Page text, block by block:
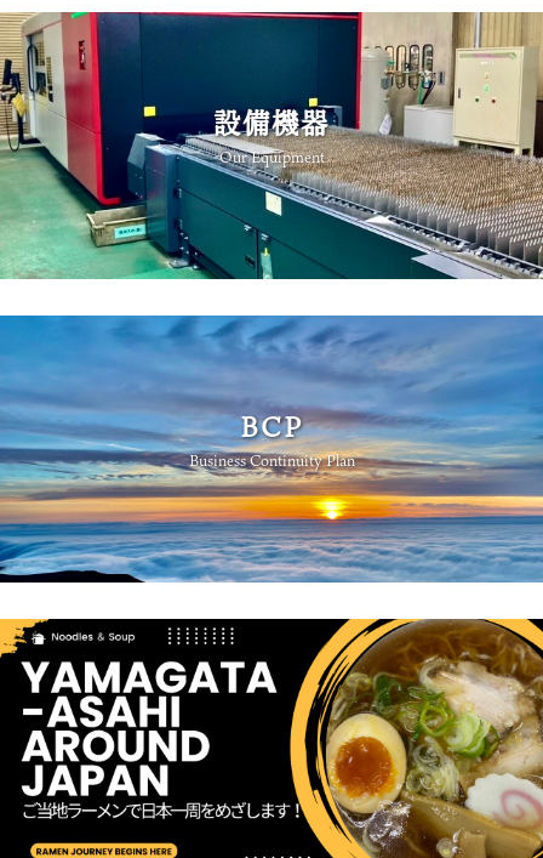
設備機器
Our Equipment
BCP
Business Continuity Plan